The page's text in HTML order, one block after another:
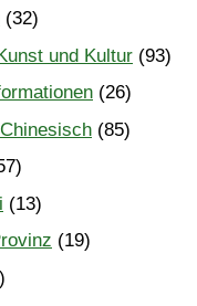
(32)
und Kultur (93)
(26)
(85)
(13)
(19)